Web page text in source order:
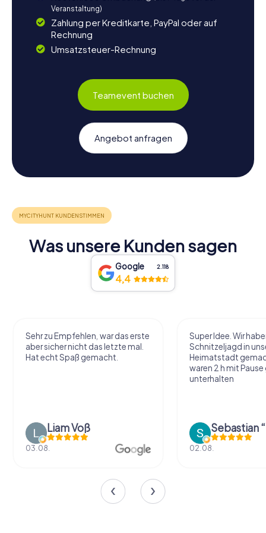
Veranstaltung)
Zahlung per Kreditkarte, PayPal oder auf
Rechnung
Umsatzsteuer-Rechnung
Teamevent buchen
Angebot anfragen
Was unsere Kunden sagen
Google 2.118
4,4
Sehr zu Empfehlen, war das erste
aber sicher nicht das letzte mal.
Hat echt Spaß gemacht.
Liam Voß
03.08.
Super Idee. Wir
Schnitzeljagd in
Heimatstadt
waren 2 h mit
unterhalten
02.08.